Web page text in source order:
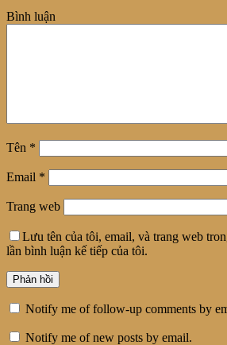
Bình luận
Tên *
Email *
Trang web
Lưu tên của tôi, email, và trang web
lần bình luận kế tiếp của tôi.
Notify me of follow-up comments by
Notify me of new posts by email.